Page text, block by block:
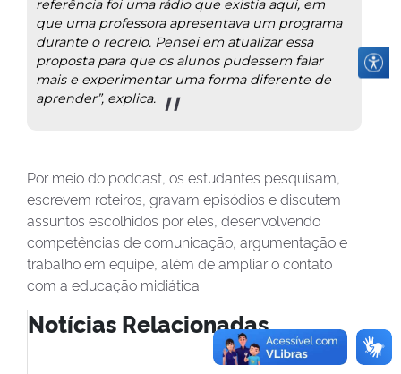
referência foi uma rádio que existia aqui, em
que uma professora apresentava um programa
durante o recreio. Pensei em atualizar essa
proposta para que os alunos pudessem falar
mais e experimentar uma forma diferente de
aprender”, explica.
Por meio do podcast, os estudantes pesquisam,
escrevem roteiros, gravam episódios e discutem
assuntos escolhidos por eles, desenvolvendo
competências de comunicação, argumentação e
trabalho em equipe, além de ampliar o contato
com a educação midiática.
Notícias Relacionadas